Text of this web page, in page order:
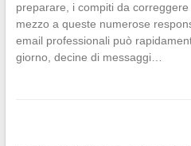
preparare, i compiti da
mezzo a queste numerose
email professionali può
giorno, decine di messaggi…